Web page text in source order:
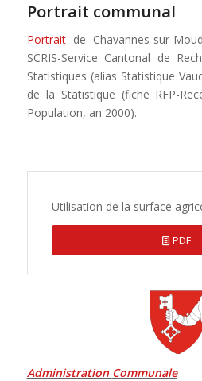
Portrait communal
Portraitde Chavannes-sur-
SCRIS-Service Cantonal de
Statistiques (alias Statistique
de la Statistique (fiche RFP-
Population, an 2000).
Utilisation de la surface
PDF
Administration Communale